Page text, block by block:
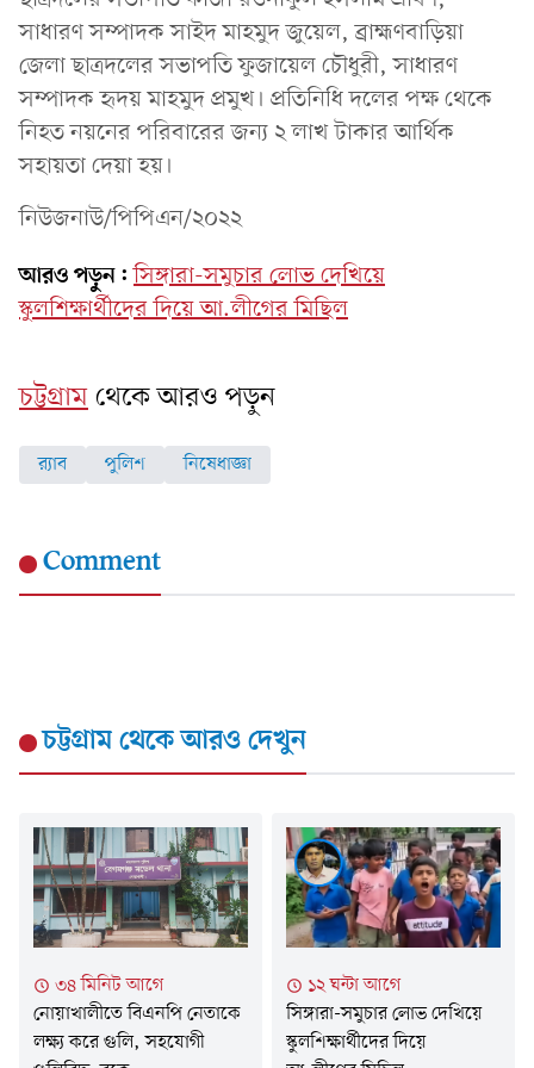
সাধারণ সম্পাদক সাইদ মাহমুদ জুয়েল, ব্রাহ্মণবাড়িয়া
জেলা ছাত্রদলের সভাপতি ফুজায়েল চৌধুরী, সাধারণ
সম্পাদক হৃদয় মাহমুদ প্রমুখ। প্রতিনিধি দলের পক্ষ থেকে
নিহত নয়নের পরিবারের জন্য ২ লাখ টাকার আর্থিক
সহায়তা দেয়া হয়।
নিউজনাউ/পিপিএন/২০২২
আরও পড়ুন: সিঙ্গারা-সমুচার লোভ দেখিয়ে
স্কুলশিক্ষার্থীদের দিয়ে আ.লীগের মিছিল
চট্টগ্রামথেকে আরও পড়ুন
র‍্যাব পুলিশ নিষেধাজ্ঞা
Comment
চট্টগ্রামথেকে আরও দেখুন
৩৪ মিনিট আগে
নোয়াখালীতে বিএনপি নেতাকে
লক্ষ্য করে গুলি, সহযোগী
১২ ঘন্টা আগে
সিঙ্গারা-সমুচার লোভ দেখিয়ে
স্কুলশিক্ষার্থীদের দিয়ে